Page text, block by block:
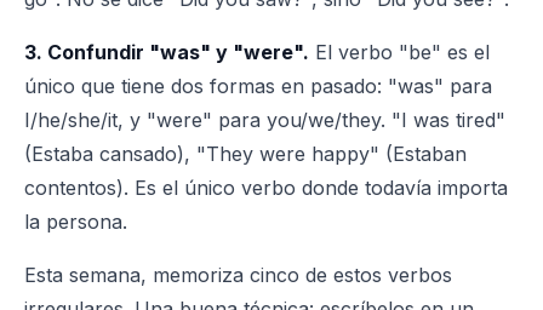
3. Confundir "was" y "were". El verbo "be" es el
único que tiene dos formas en pasado: "was" para
I/he/she/it, y "were" para you/we/they. "I was tired"
(Estaba cansado), "They were happy" (Estaban
contentos). Es el único verbo donde todavía importa
la persona.
Esta semana, memoriza cinco de estos verbos